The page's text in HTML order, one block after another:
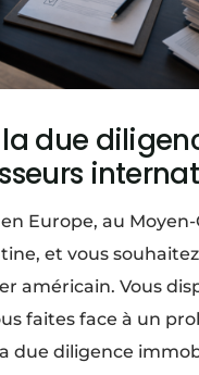
la due
Europe, au
et vous
américain. Vous
faites face à un
due diligence